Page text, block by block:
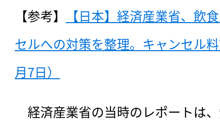
【参考】
【日本】経済産業省、飲
セルへの対策を整理。キャンセル
月7日）
経済産業省の当時のレポートは